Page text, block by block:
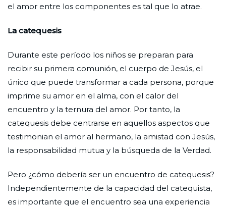
el amor entre los componentes es tal que lo atrae.
La catequesis
Durante este período los niños se preparan para
recibir su primera comunión, el cuerpo de Jesús, el
único que puede transformar a cada persona, porque
imprime su amor en el alma, con el calor del
encuentro y la ternura del amor. Por tanto, la
catequesis debe centrarse en aquellos aspectos que
testimonian el amor al hermano, la amistad con Jesús,
la responsabilidad mutua y la búsqueda de la Verdad.
Pero ¿cómo debería ser un encuentro de catequesis?
Independientemente de la capacidad del catequista,
es importante que el encuentro sea una experiencia